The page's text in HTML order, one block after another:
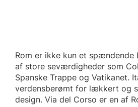
Rom er ikke kun et spændende
af store seværdigheder som
Spanske Trappe og Vatikanet.
verdensberømt for lækkert og
design. Via del Corso er en af